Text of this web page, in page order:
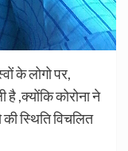
के लोगो पर,
है ,क्योंकि कोरोना ने
स्थिति विचलित